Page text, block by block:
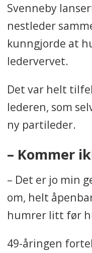
Svenneby
nestleder
kunngjorde at
ledervervet.
Det var helt
lederen, som
ny partileder.
– Kommer
– Det er jo min
om, helt
humrer litt før
49-åringen